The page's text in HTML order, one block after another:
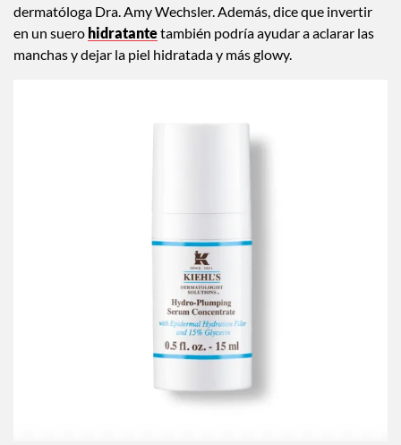
dermatóloga Dra. Amy Wechsler. Además, dice que invertir
en un suero hidratantetambién podría ayudar a aclarar las
manchas y dejar la piel hidratada y más glowy.